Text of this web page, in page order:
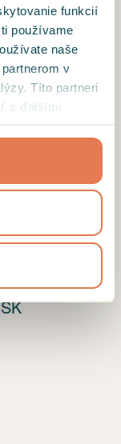
funkcií
používame
naše
v
Títo partneri
s ďalšími